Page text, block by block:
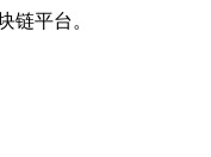
链平台。